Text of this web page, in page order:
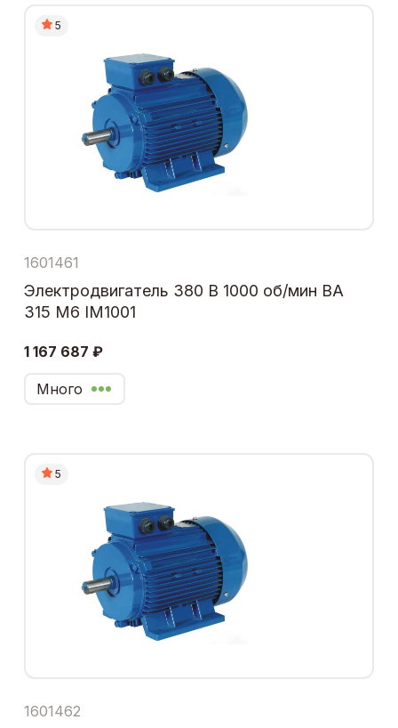
5
1601461
Электродвигатель 380 В 1000 об/мин ВА
315 М6 IM1001
1 167 687 ₽
Много
5
1601462